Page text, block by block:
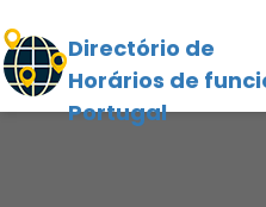
Directório de
Horários de
Portugal